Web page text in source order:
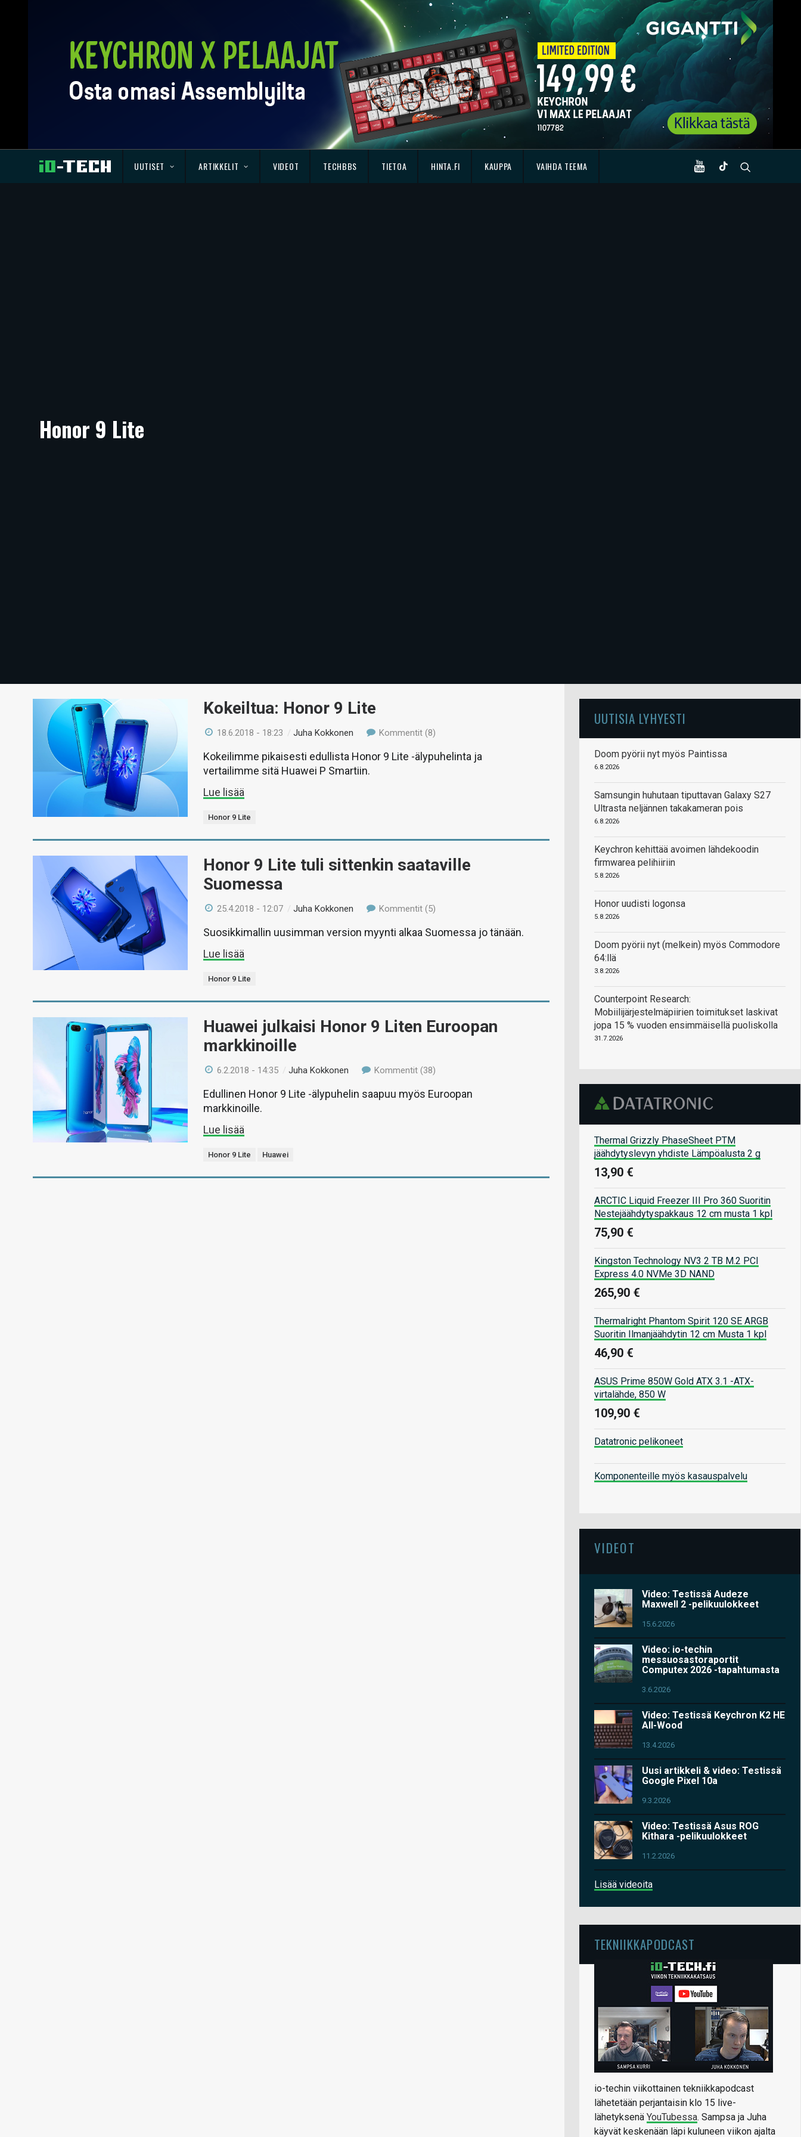
UUTISET ARTIKKELIT VIDEOT TECHBBS TIETOA HINTA.FI KAUPPA VAIHDA TEEMA
Honor 9 Lite
Kokeiltua: Honor 9 Lite
18.6.2018 - 18:23 /Juha Kokkonen Kommentit (8)
Kokeilimme pikaisesti edullista Honor 9 Lite -älypuhelinta ja
vertailimme sitä Huawei P Smartiin.
Lue lisää
Honor 9 Lite
Honor 9 Lite tuli sittenkin saataville
Suomessa
25.4.2018 - 12:07 /Juha Kokkonen Kommentit (5)
Suosikkimallin uusimman version myynti alkaa Suomessa jo tänään.
Lue lisää
Honor 9 Lite
Huawei julkaisi Honor 9 Liten Euroopan
markkinoille
6.2.2018 - 14:35 /Juha Kokkonen Kommentit (38)
Edullinen Honor 9 Lite -älypuhelin saapuu myös Euroopan
markkinoille.
Lue lisää
Honor 9 Lite Huawei
UUTISIA LYHYESTI
Doom pyörii nyt myös Paintissa
6.8.2026
Samsungin huhutaan tiputtavan Galaxy S27
Ultrasta neljännen takakameran pois
6.8.2026
Keychron kehittää avoimen lähdekoodin
firmwarea pelihiiriin
5.8.2026
Honor uudisti logonsa
5.8.2026
Doom pyörii nyt (melkein) myös Commodore
64:llä
3.8.2026
Counterpoint Research:
Mobiilijärjestelmäpiirien toimitukset laskivat
jopa 15 % vuoden ensimmäisellä puoliskolla
31.7.2026
Thermal Grizzly PhaseSheet PTM
jäähdytyslevyn yhdiste Lämpöalusta 2 g
13,90 €
ARCTIC Liquid Freezer III Pro 360 Suoritin
Nestejäähdytyspakkaus 12 cm musta 1 kpl
75,90 €
Kingston Technology NV3 2 TB M.2 PCI
Express 4.0 NVMe 3D NAND
265,90 €
Thermalright Phantom Spirit 120 SE ARGB
Suoritin Ilmanjäähdytin 12 cm Musta 1 kpl
46,90 €
ASUS Prime 850W Gold ATX 3.1 -ATX-
virtalähde, 850 W
109,90 €
Datatronic pelikoneet
Komponenteille myös kasauspalvelu
VIDEOT
Video: Testissä Audeze
Maxwell 2 -pelikuulokkeet
15.6.2026
Video: io-techin
messuosastoraportit
Computex 2026 -tapahtumasta
3.6.2026
Video: Testissä Keychron K2 HE
All-Wood
13.4.2026
Uusi artikkeli & video: Testissä
Google Pixel 10a
9.3.2026
Video: Testissä Asus ROG
Kithara -pelikuulokkeet
11.2.2026
Lisää videoita
TEKNIIKKAPODCAST
io-techin viikottainen tekniikkapodcast
lähetetään perjantaisin klo 15 live-
lähetyksenä YouTubessa. Sampsa ja Juha
käyvät keskenään läpi kuluneen viikon ajalta